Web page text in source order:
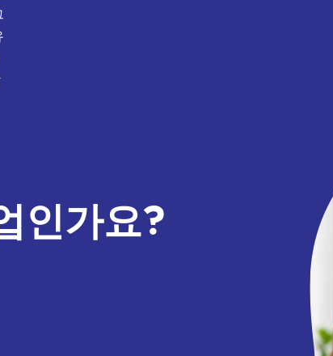
인가요?